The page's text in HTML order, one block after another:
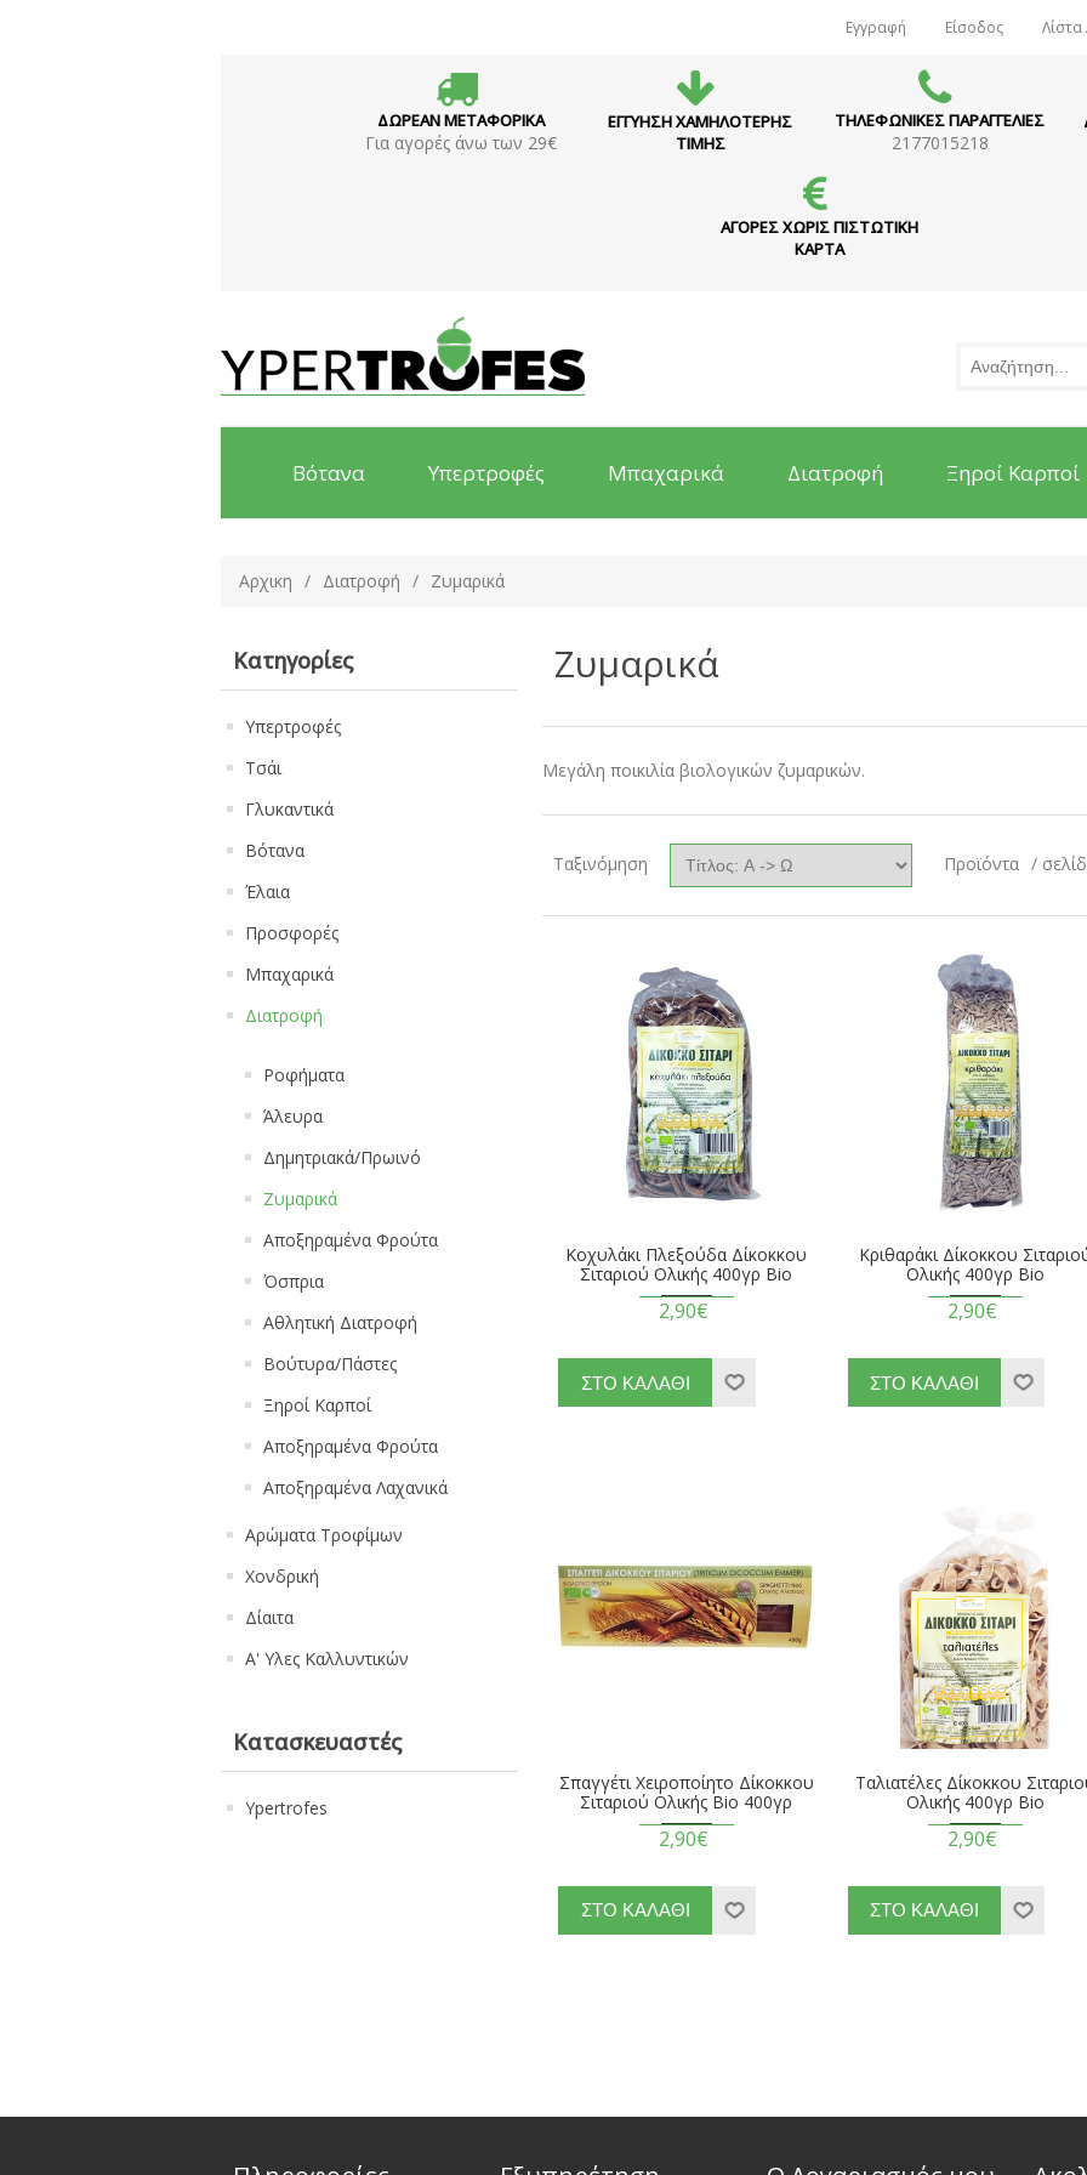
Εγγραφή Είσοδος
ΔΩΡΕΑΝ ΜΕΤΑΦΟΡΙΚΑ
Για αγορές άνω των 29€
ΕΓΓΥΗΣΗ ΧΑΜΗΛΟΤΕΡΗΣ
ΤΙΜΗΣ
ΤΗΛΕΦΩΝΙΚΕΣ ΠΑΡΑΓΓΕΛΙΕΣ
2177015218
ΑΓΟΡΕΣ ΧΩΡΙΣ ΠΙΣΤΩΤΙΚΗ
ΚΑΡΤΑ
Βότανα Υπερτροφές Μπαχαρικά Διατροφή Ξηροί Καρποί
Αρχικη / Διατροφή / Ζυμαρικά
Κατηγορίες
Υπερτροφές
Τσάι
Γλυκαντικά
Βότανα
Έλαια
Προσφορές
Μπαχαρικά
Διατροφή
Ροφήματα
Άλευρα
Δημητριακά/Πρωινό
Ζυμαρικά
Αποξηραμένα Φρούτα
Όσπρια
Αθλητική Διατροφή
Βούτυρα/Πάστες
Ξηροί Καρποί
Αποξηραμένα Φρούτα
Αποξηραμένα Λαχανικά
Αρώματα Τροφίμων
Χονδρική
Δίαιτα
Α' Υλες Καλλυντικών
Κατασκευαστές
Ypertrofes
Ζυμαρικά
Μεγάλη ποικιλία βιολογικών ζυμαρικών.
Ταξινόμηση Προϊόντα /
Κοχυλάκι Πλεξούδα Δίκοκκου
Σιταριού Ολικής 400γρ Βio
2,90€
Κριθαράκι Δίκοκκου
Ολικής 400γρ Βio
2,90€
Σπαγγέτι Χειροποίητο Δίκοκκου
Σιταριού Ολικής Βio 400γρ
2,90€
Ταλιατέλες Δίκοκκου
Ολικής 400γρ Βio
2,90€